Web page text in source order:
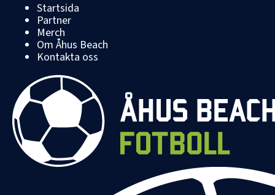
Startsida
Partner
Merch
Om Åhus Beach
Kontakta oss